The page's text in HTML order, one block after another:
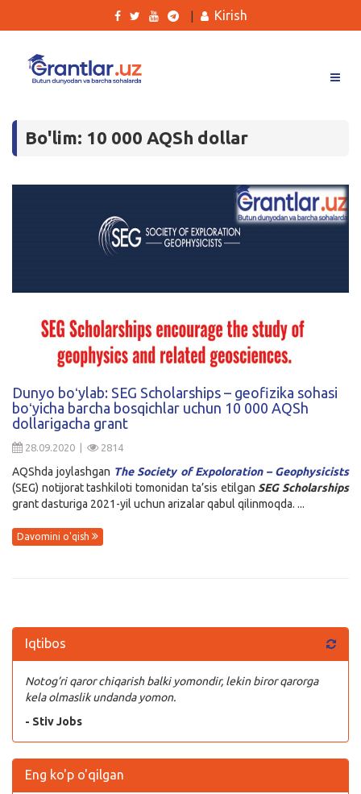
Tanlovlar
Qidirish
Kirish
Bo'lim: 10 000 AQSh dollar
Dunyo boʻylab: SEG Scholarships – geofizika sohasi
boʻyicha barcha bosqichlar uchun 10 000 AQSh
dollarigacha grant
28.09.2020 | 2814
AQShda joylashgan The Society of Expoloration – Geophysicists
(SEG) notijorat tashkiloti tomonidan ta’sis etilgan SEG Scholarships
grant dasturiga 2021-yil uchun arizalar qabul qilinmoqda. ...
Davomini o'qish
Iqtibos
Notog’ri qaror chiqarish balki yomondir, lekin biror qarorga
kela olmaslik undanda yomon.
- Stiv Jobs
Eng ko'p o'qilgan